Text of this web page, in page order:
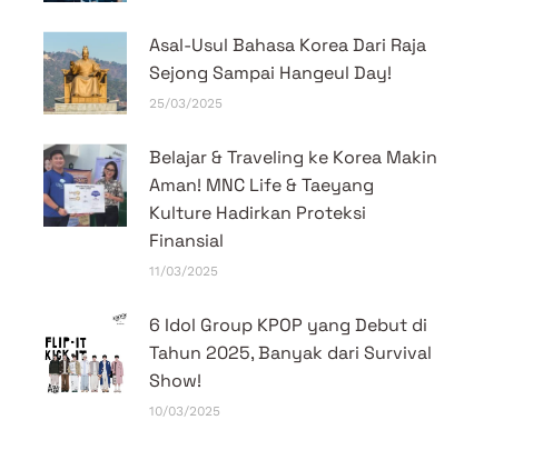
Asal-Usul Bahasa Korea Dari Raja
Sejong Sampai Hangeul Day!
25/03/2025
Belajar & Traveling ke Korea Makin
Aman! MNC Life & Taeyang
Kulture Hadirkan Proteksi
Finansial
11/03/2025
6 Idol Group KPOP yang Debut di
Tahun 2025, Banyak dari Survival
Show!
10/03/2025